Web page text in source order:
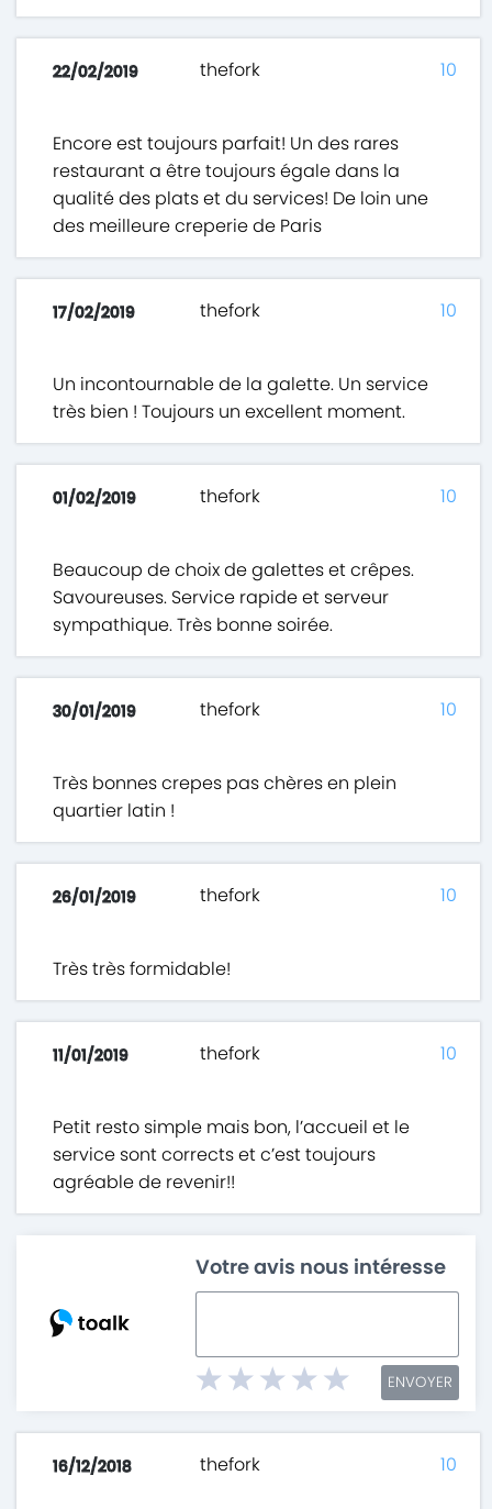
22/02/2019 thefork
Encore est toujours parfait! Un des rares
restaurant a être toujours égale dans la
qualité des plats et du services! De loin une
des meilleure creperie de Paris
10
17/02/2019 thefork
Un incontournable de la galette. Un service
très bien ! Toujours un excellent moment.
10
01/02/2019 thefork
Beaucoup de choix de galettes et crêpes.
Savoureuses. Service rapide et serveur
sympathique. Très bonne soirée.
10
30/01/2019 thefork
Très bonnes crepes pas chères en plein
quartier latin !
10
26/01/2019 thefork
Très très formidable!
10
11/01/2019 thefork
Petit resto simple mais bon, l’accueil et le
service sont corrects et c’est toujours
agréable de revenir!!
10
Votre avis nous intéresse
ENVOYER
16/12/2018 thefork 10